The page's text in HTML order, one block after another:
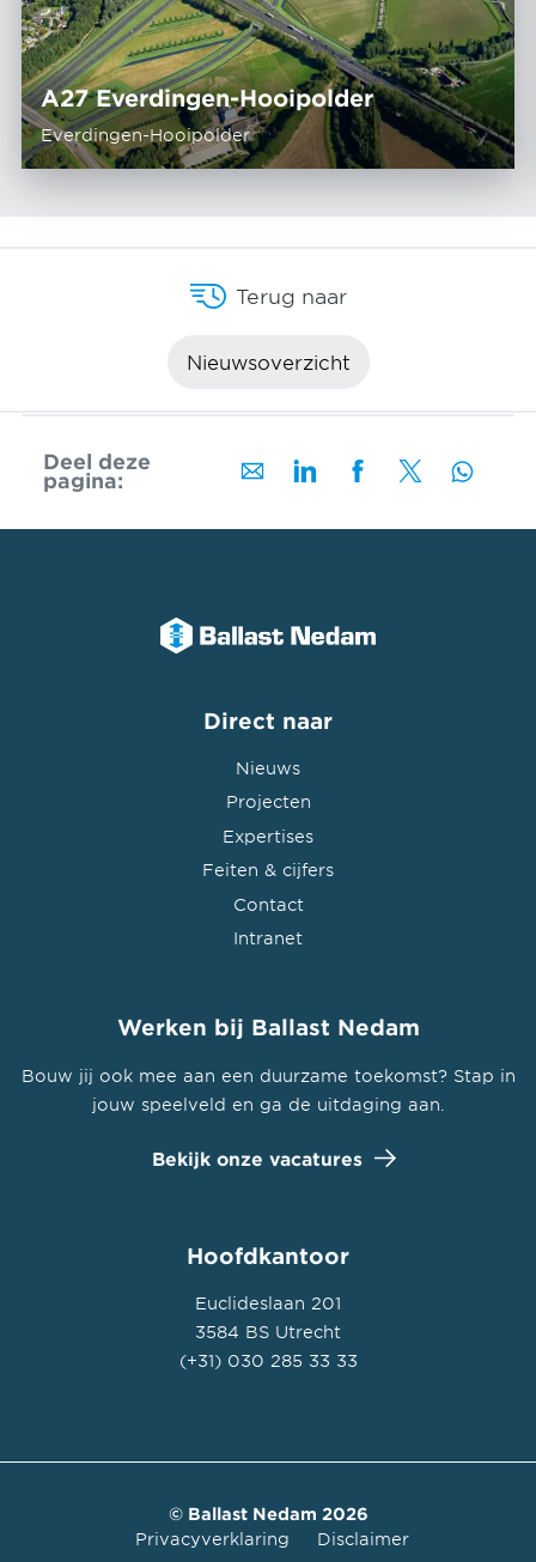
A27 Everdingen-Hooipolder
Everdingen-Hooipolder
Terug naar
Nieuwsoverzicht
Deel deze
pagina:
Direct naar
Nieuws
Projecten
Expertises
Feiten & cijfers
Contact
Intranet
Werken bij Ballast Nedam
Bouw jij ook mee aan een duurzame toekomst? Stap in
jouw speelveld en ga de uitdaging aan.
Bekijk onze vacatures
Hoofdkantoor
Euclideslaan 201
3584 BS Utrecht
(+31) 030 285 33 33
© Ballast Nedam 2026
Privacyverklaring
Disclaimer